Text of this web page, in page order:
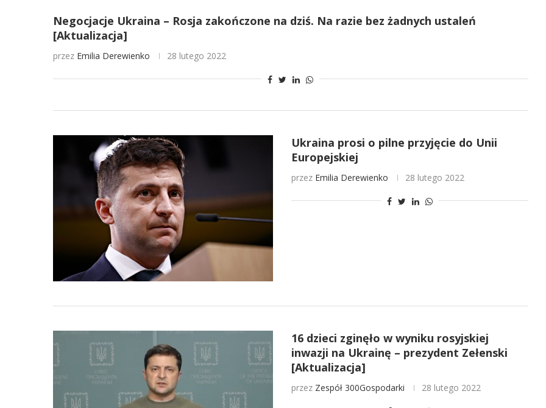
Negocjacje Ukraina – Rosja zakończone na dziś. Na razie bez żadnych ustaleń
[Aktualizacja]
przez Emilia Derewienko 28 lutego 2022
Ukraina prosi o pilne przyjęcie do Unii
Europejskiej
przez Emilia Derewienko 28 lutego 2022
16 dzieci zginęło w wyniku rosyjskiej
inwazji na Ukrainę – prezydent Zełenski
[Aktualizacja]
przez Zespół 300Gospodarki 28 lutego 2022